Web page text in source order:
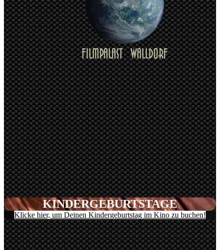
KINDERGEBURTSTAGE
Klicke hier, um Deinen Kindergeburtstag im Kino zu buchen!